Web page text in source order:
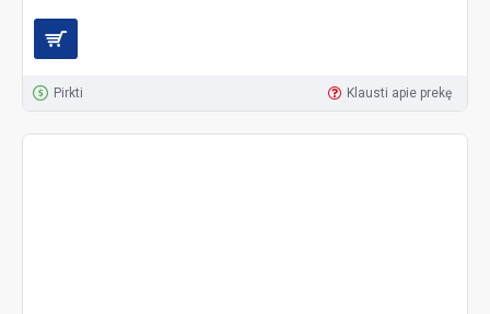
Pirkti Klausti apie prekę